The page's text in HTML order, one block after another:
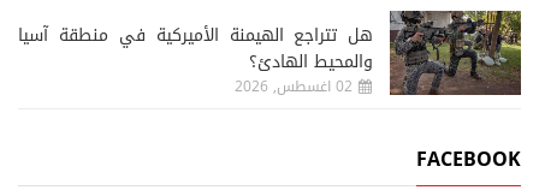
هل تتراجع الهيمنة الأميركية في منطقة آسيا
والمحيط الهادئ؟
02 اغسطس, 2026
FACEBOOK